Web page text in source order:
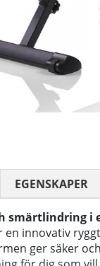
smärtlindring i
en innovativ
ger säker
EGENSKAPER